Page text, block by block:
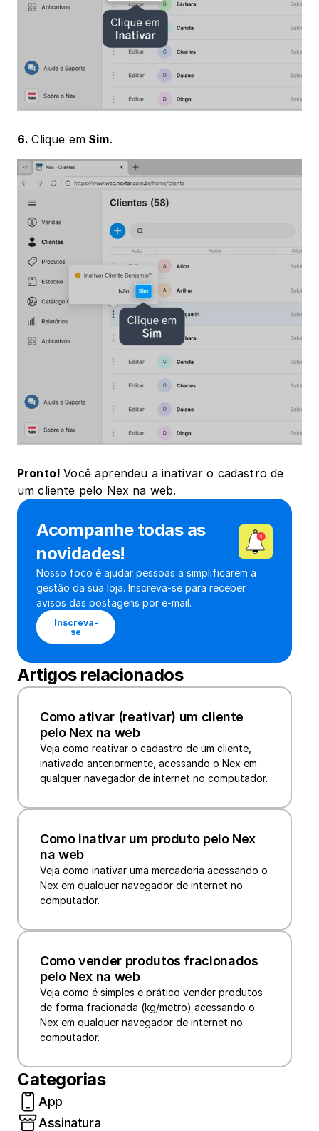
6. Clique em Sim.
Pronto! ﻿Você aprendeu a inativar o cadastro de
um cliente pelo Nex na web.
Acompanhe todas as
novidades!
Nosso foco é ajudar pessoas a simplificarem a
gestão da sua loja. Inscreva-se para receber
avisos das postagens por e-mail.
Inscreva-
se
Artigos relacionados
Como ativar (reativar) um cliente
pelo Nex na web
Veja como reativar o cadastro de um cliente,
inativado anteriormente, acessando o Nex em
qualquer navegador de internet no computador.
Como inativar um produto pelo Nex
na web
Veja como inativar uma mercadoria acessando o
Nex em qualquer navegador de internet no
computador.
Como vender produtos fracionados
pelo Nex na web
Veja como é simples e prático vender produtos
de forma fracionada (kg/metro) acessando o
Nex em qualquer navegador de internet no
computador.
Categorias
App
Assinatura